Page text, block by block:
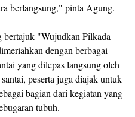
berlangsung," pinta Agung.
"Wujudkan Pilkada
dengan berbagai
yang dilepas langsung oleh
peserta juga diajak untuk
bagian dari kegiatan yang
tubuh.